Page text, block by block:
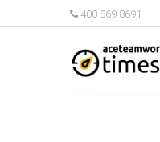
400 869 8691